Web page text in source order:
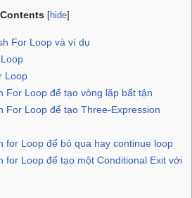
Contents [hide]
For Loop và ví dụ
Loop
For Loop để tạo vòng lặp bất tận
For Loop để tạo Three-Expression
for Loop để bỏ qua hay continue loop
for Loop để tạo một Conditional Exit với